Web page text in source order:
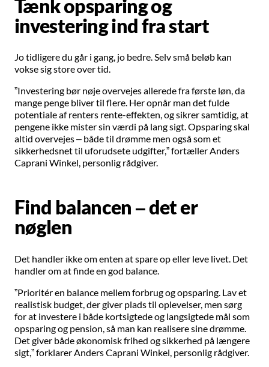
Tænk opsparing og
investering ind fra start
Jo tidligere du går i gang, jo bedre. Selv små beløb kan
vokse sig store over tid.
”Investering bør nøje overvejes allerede fra første løn, da
mange penge bliver til flere. Her opnår man det fulde
potentiale af renters rente-effekten, og sikrer samtidig, at
pengene ikke mister sin værdi på lang sigt. Opsparing skal
altid overvejes – både til drømme men også som et
sikkerhedsnet til uforudsete udgifter,” fortæller Anders
Caprani Winkel, personlig rådgiver.
Find balancen – det er
nøglen
Det handler ikke om enten at spare op eller leve livet. Det
handler om at finde en god balance.
”Prioritér en balance mellem forbrug og opsparing. Lav et
realistisk budget, der giver plads til oplevelser, men sørg
for at investere i både kortsigtede og langsigtede mål som
opsparing og pension, så man kan realisere sine drømme.
Det giver både økonomisk frihed og sikkerhed på længere
sigt,” forklarer Anders Caprani Winkel, personlig rådgiver.